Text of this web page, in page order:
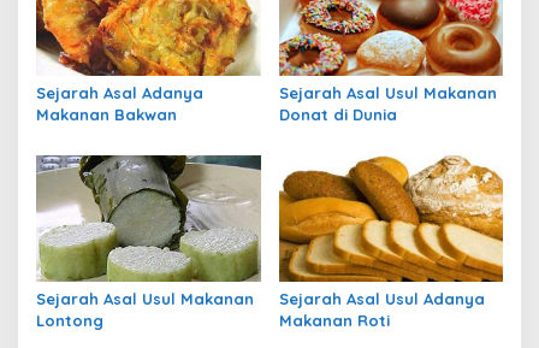
Sejarah Asal Adanya
Makanan Bakwan
Sejarah Asal Usul Makanan
Donat di Dunia
Sejarah Asal Usul Makanan
Lontong
Sejarah Asal Usul Adanya
Makanan Roti